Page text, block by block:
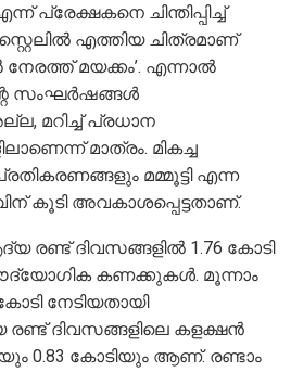
പ്രേക്ഷകനെ ചിന്തിപ്പിച്ച്
എത്തിയ ചിത്രമാണ്
നേരത്ത് മയക്കം’. എന്നാൽ
സംഘർഷങ്ങൾ
മറിച്ച് പ്രധാന
മാത്രം. മികച്ച
മമ്മൂട്ടി എന്ന
കൂടി അവകാശപ്പെട്ടതാണ്.
രണ്ട് ദിവസങ്ങളിൽ 1.76 കോടി
കണക്കുകൾ. മൂന്നാം
നേടിയതായി
ദിവസങ്ങളിലെ കളക്ഷൻ
0.83 കോടിയും ആണ്. രണ്ടാം